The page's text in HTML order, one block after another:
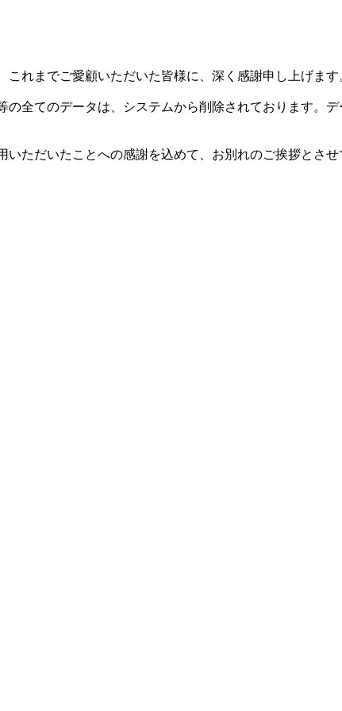
れまでご愛顧いただいた皆様に、深く感謝申し上げます
全てのデータは、システムから削除されております。
ただいたことへの感謝を込めて、お別れのご挨拶とさせ